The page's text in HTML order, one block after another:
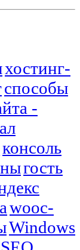
хостинг-
способы
-
консоль
гость
wooc-
Windows